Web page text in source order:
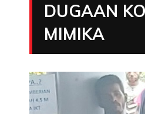
DUGAAN
MIMIKA